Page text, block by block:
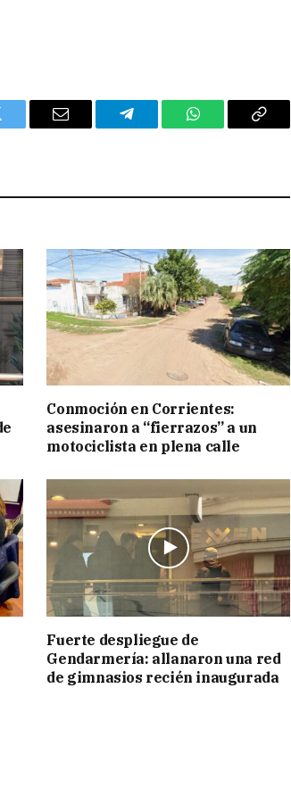
Email Telegram WhatsAppCopy
Conmoción en Corrientes:
asesinaron a “fierrazos” a un
motociclista en plena calle
Fuerte despliegue de
Gendarmería: allanaron una red
de gimnasios recién inaugurada